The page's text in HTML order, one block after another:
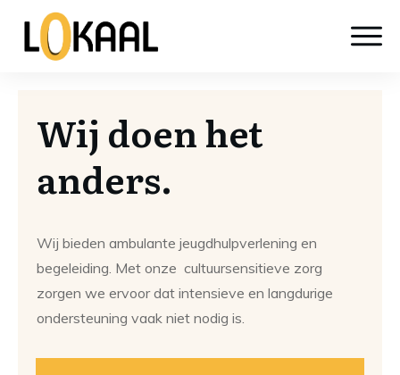
Wij doen het
anders.
Wij bieden ambulante jeugdhulpverlening en
begeleiding. Met onze cultuursensitieve zorg
zorgen we ervoor dat intensieve en langdurige
ondersteuning vaak niet nodig is.